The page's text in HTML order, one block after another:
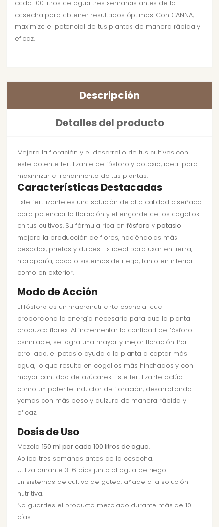
cada 100 litros de agua tres semanas antes de la
cosecha para obtener resultados óptimos. Con CANNA,
maximiza el potencial de tus plantas de manera rápida y
eficaz.
Descripción
Detalles del producto
Mejora la floración y el desarrollo de tus cultivos con
este potente fertilizante de fósforo y potasio, ideal para
maximizar el rendimiento de tus plantas.
Características Destacadas
Este fertilizante es una solución de alta calidad diseñada
para potenciar la floración y el engorde de los cogollos
en tus cultivos. Su fórmula rica en fósforo y potasio
mejora la producción de flores, haciéndolas más
pesadas, prietas y dulces. Es ideal para usar en tierra,
hidroponía, coco o sistemas de riego, tanto en interior
como en exterior.
Modo de Acción
El fósforo es un macronutriente esencial que
proporciona la energía necesaria para que la planta
produzca flores. Al incrementar la cantidad de fósforo
asimilable, se logra una mayor y mejor floración. Por
otro lado, el potasio ayuda a la planta a captar más
agua, lo que resulta en cogollos más hinchados y con
mayor cantidad de azúcares. Este fertilizante actúa
como un potente inductor de floración, desarrollando
yemas con más peso y dulzura de manera rápida y
eficaz.
Dosis de Uso
Mezcla 150 ml por cada 100 litros de agua.
Aplica tres semanas antes de la cosecha.
Utiliza durante 3-6 días junto al agua de riego.
En sistemas de cultivo de goteo, añade a la solución
nutritiva.
No guardes el producto mezclado durante más de 10
días.